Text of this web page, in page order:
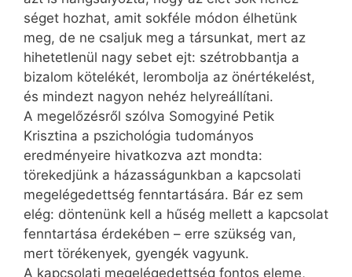
séget hozhat, amit sokféle módon élhetünk
meg, de ne csaljuk meg a társunkat, mert az
hihetetlenül nagy sebet ejt: szétrobbantja a
bizalom kötelékét, lerombolja az önértékelést,
és mindezt nagyon nehéz helyreállítani.
A megelőzésről szólva Somogyiné Petik
Krisztina a pszichológia tudományos
eredményeire hivatkozva azt mondta:
törekedjünk a házasságunkban a kapcsolati
megelégedettség fenntartására. Bár ez sem
elég: döntenünk kell a hűség mellett a kapcsolat
fenntartása érdekében – erre szükség van,
mert törékenyek, gyengék vagyunk.
A kapcsolati megelégedettség fontos eleme,